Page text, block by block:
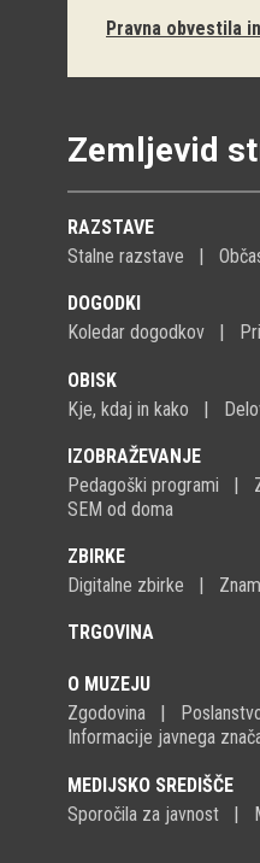
Pravna obvestila
Zemljevid
RAZSTAVE
Stalne razstave
DOGODKI
Koledar dogodkov
OBISK
Kje, kdaj in kako
IZOBRAŽEVANJE
Pedagoški programi
SEM od doma
ZBIRKE
Digitalne zbirke
TRGOVINA
O MUZEJU
Zgodovina
Informacije javnega
MEDIJSKO SREDIŠČE
Sporočila za javnost